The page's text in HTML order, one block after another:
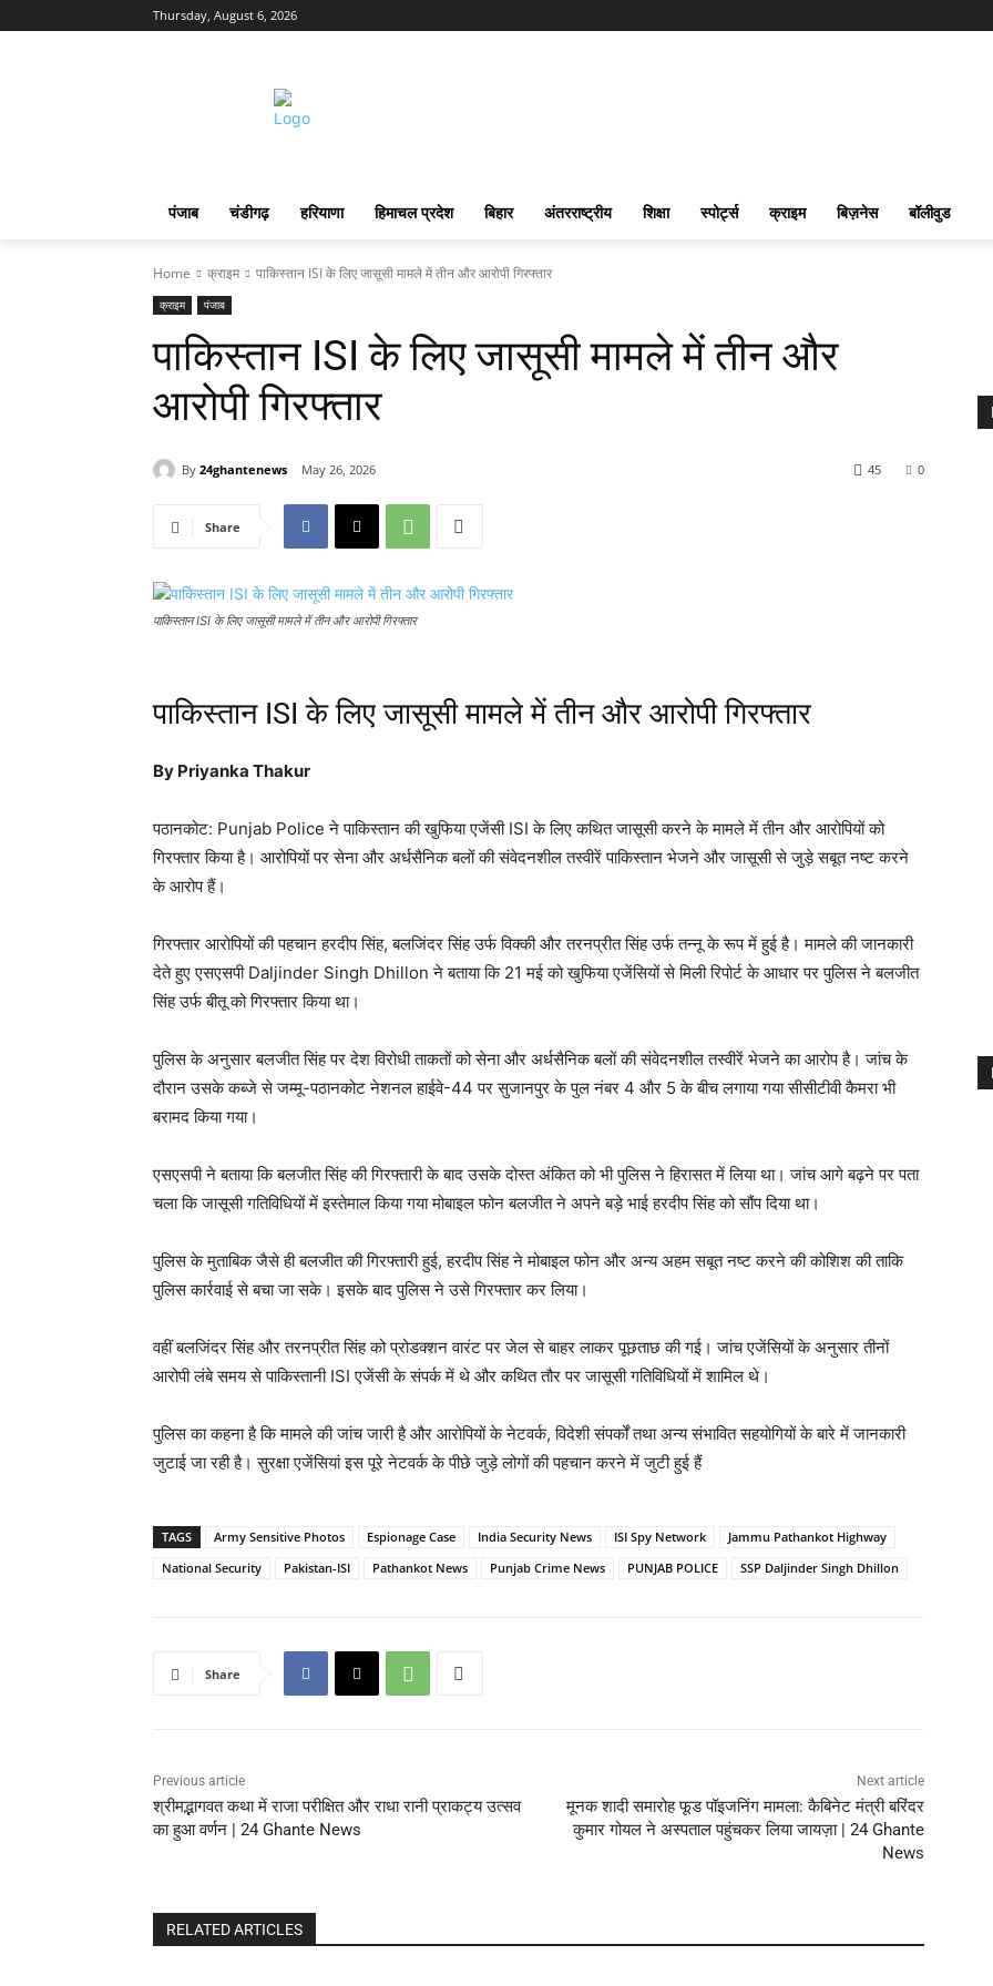
Thursday, August 6, 2026
पंजाब चंडीगढ़ हरियाणा हिमाचल प्रदेश बिहार अंतरराष्ट्रीय शिक्षा स्पोर्ट्स क्राइम बिज़नेस बॉलीवुड
Home क्राइम पाकिस्तान ISI के लिए जासूसी मामले में तीन और आरोपी गिरफ्तार
क्राइम पंजाब
पाकिस्तान ISI के लिए जासूसी मामले में तीन और
आरोपी गिरफ्तार
By 24ghantenews May 26, 2026 0
45
Share
पाकिस्तान ISI के लिए जासूसी मामले में तीन और आरोपी गिरफ्तार
पाकिस्तान ISI के लिए जासूसी मामले में तीन और आरोपी गिरफ्तार
By Priyanka Thakur
पठानकोट: Punjab Police ने पाकिस्तान की खुफिया एजेंसी ISI के लिए कथित जासूसी करने के मामले में तीन और आरोपियों को
गिरफ्तार किया है। आरोपियों पर सेना और अर्धसैनिक बलों की संवेदनशील तस्वीरें पाकिस्तान भेजने और जासूसी से जुड़े सबूत नष्ट करने
के आरोप हैं।
गिरफ्तार आरोपियों की पहचान हरदीप सिंह, बलजिंदर सिंह उर्फ विक्की और तरनप्रीत सिंह उर्फ तन्नू के रूप में हुई है। मामले की जानकारी
देते हुए एसएसपी Daljinder Singh Dhillon ने बताया कि 21 मई को खुफिया एजेंसियों से मिली रिपोर्ट के आधार पर पुलिस ने बलजीत
सिंह उर्फ बीतू को गिरफ्तार किया था।
पुलिस के अनुसार बलजीत सिंह पर देश विरोधी ताकतों को सेना और अर्धसैनिक बलों की संवेदनशील तस्वीरें भेजने का आरोप है। जांच के
दौरान उसके कब्जे से जम्मू-पठानकोट नेशनल हाईवे-44 पर सुजानपुर के पुल नंबर 4 और 5 के बीच लगाया गया सीसीटीवी कैमरा भी
बरामद किया गया।
एसएसपी ने बताया कि बलजीत सिंह की गिरफ्तारी के बाद उसके दोस्त अंकित को भी पुलिस ने हिरासत में लिया था। जांच आगे बढ़ने पर पता
चला कि जासूसी गतिविधियों में इस्तेमाल किया गया मोबाइल फोन बलजीत ने अपने बड़े भाई हरदीप सिंह को सौंप दिया था।
पुलिस के मुताबिक जैसे ही बलजीत की गिरफ्तारी हुई, हरदीप सिंह ने मोबाइल फोन और अन्य अहम सबूत नष्ट करने की कोशिश की ताकि
पुलिस कार्रवाई से बचा जा सके। इसके बाद पुलिस ने उसे गिरफ्तार कर लिया।
वहीं बलजिंदर सिंह और तरनप्रीत सिंह को प्रोडक्शन वारंट पर जेल से बाहर लाकर पूछताछ की गई। जांच एजेंसियों के अनुसार तीनों
आरोपी लंबे समय से पाकिस्तानी ISI एजेंसी के संपर्क में थे और कथित तौर पर जासूसी गतिविधियों में शामिल थे।
पुलिस का कहना है कि मामले की जांच जारी है और आरोपियों के नेटवर्क, विदेशी संपर्कों तथा अन्य संभावित सहयोगियों के बारे में जानकारी
जुटाई जा रही है। सुरक्षा एजेंसियां इस पूरे नेटवर्क के पीछे जुड़े लोगों की पहचान करने में जुटी हुई हैं
TAGS Army Sensitive Photos Espionage Case India Security News ISI Spy Network
Jammu Pathankot Highway
National Security
Pakistan-ISI Pathankot News Punjab Crime News PUNJAB POLICE SSP Daljinder Singh Dhillon
Share
Previous article
श्रीमद्भागवत कथा में राजा परीक्षित और राधा रानी प्राकट्य उत्सव
का हुआ वर्णन | 24 Ghante News
Next article
मूनक शादी समारोह फूड पॉइजनिंग मामला: कैबिनेट मंत्री बरिंदर
कुमार गोयल ने अस्पताल पहुंचकर लिया जायज़ा | 24 Ghante
News
RELATED ARTICLES